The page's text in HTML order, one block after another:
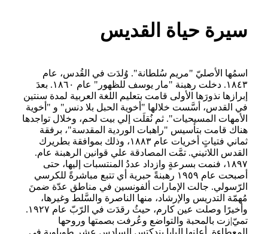
سيرة حياة القديس
اسمُها الأصليّ "مريم سُلطانة". وُلدَت في القُدس، عام
١٨٤٣. دخلت رهبنة "مار يوسف للظهور" عام ١٨٦٠. بعدَ
إبرازها نذورَها الأولى قامت بتعليم اللغة العربية لمدة سنتين
في القدس، أسَّست خلالها "أخوية الحبل بلا دنس" و "أخوية
الأمهات المسيحيات". ثم نُقلَت إلي بيت لحم، وخلال تواجدها
هناك قامت بتأسيس "راهبات الوردية المقدسة"، برفقة
ثماني فتياتٍ أخريات عام ١٨٨٣، وذلك بموافقة بطريرك
القدس اللاتيني. تمَّت المصادقة علي قوانين الرهبنة عام.
١٨٩٧، فنمت بسرعةٍ وازداد عددُ المنتسبات إليها، حتى
أصبحت عام ١٩٥٩ رهبنةً حبرية أي تتبع مباشرةً للكرسي
الرّسولي. جالت الإمارات ألفونسين في مناطق عدّة ضمنَ
مُهمّة التدريس والإرشاد، منها الناصرة والسَّلط وغيرها،
وأخيرًا وصلت عين كارم، حيثُ رقدَت في الرّبّ عام ١٩٢٧.
تميّ|زت بالمحبة والتواضع وعُرفت بصمتها وروحها
المعطاءة. أعلنها البابا بندكتس السادس عشر طوباوية في